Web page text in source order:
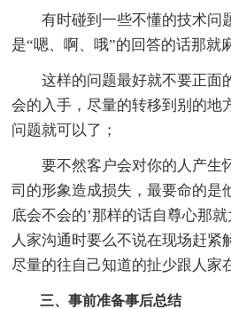
有时碰到一些不懂的技术问
是“嗯、啊、哦”的回答的话那就
这样的问题最好就不要正面
会的入手，尽量的转移到别的地
问题就可以了；
要不然客户会对你的人产生
司的形象造成损失，最要命的是
底会不会的’那样的话自尊心那
人家沟通时要么不说在现场赶紧
尽量的往自己知道的扯少跟人家
三、事前准备事后总结